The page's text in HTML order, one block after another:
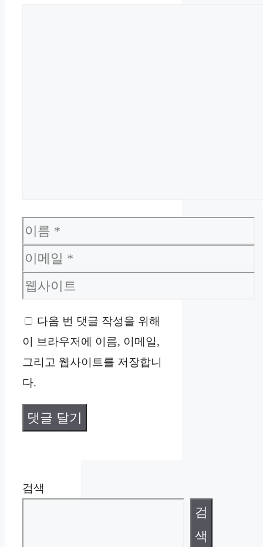
이
름
이
메
일
웹
사
이
트
다음 번 댓글 작성을 위해
이 브라우저에 이름, 이메일,
그리고 웹사이트를 저장합니
다.
검색
검
색